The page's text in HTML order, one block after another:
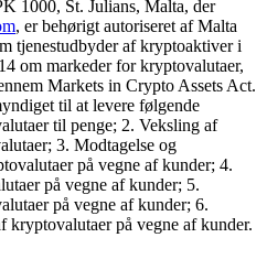
1000, St. Julians, Malta, der
, er behørigt autoriseret af Malta
tjenestudbyder af kryptoaktiver i
om markeder for kryptovalutaer,
Markets in Crypto Assets Act.
til at levere følgende
til penge; 2. Veksling af
3. Modtagelse og
på vegne af kunder; 4.
på vegne af kunder; 5.
på vegne af kunder; 6.
kryptovalutaer på vegne af kunder.